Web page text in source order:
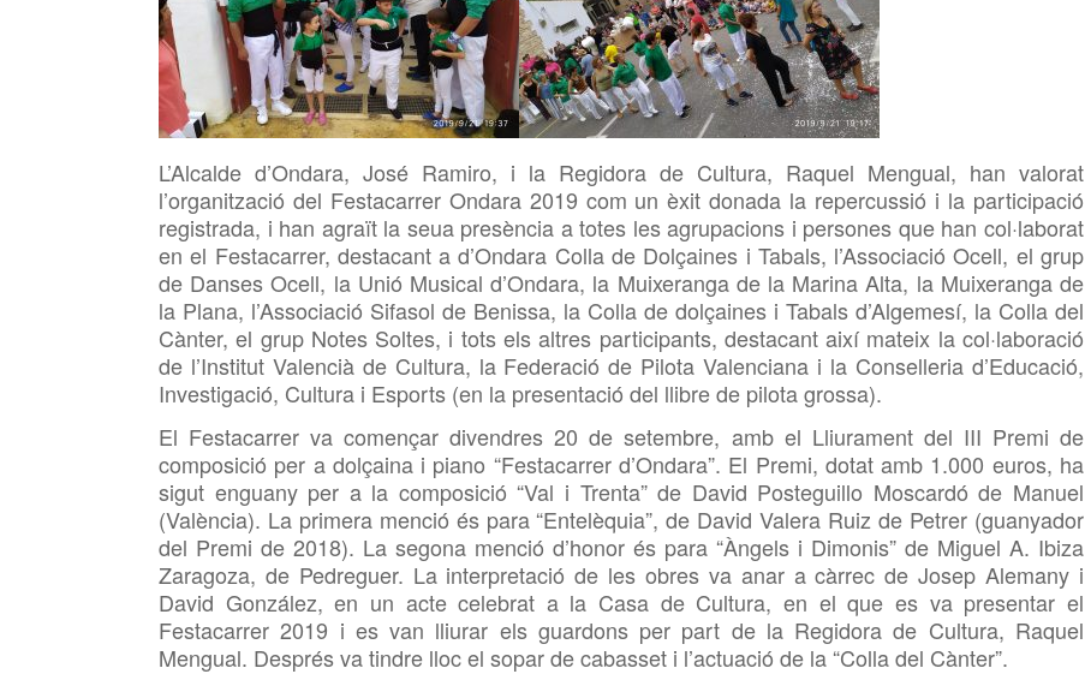
L’Alcalde d’Ondara, José Ramiro, i la Regidora de Cultura, Raquel Mengual, han valorat
l’organització del Festacarrer Ondara 2019 com un èxit donada la repercussió i la participació
registrada, i han agraït la seua presència a totes les agrupacions i persones que han col·laborat
en el Festacarrer, destacant a d’Ondara Colla de Dolçaines i Tabals, l’Associació Ocell, el grup
de Danses Ocell, la Unió Musical d’Ondara, la Muixeranga de la Marina Alta, la Muixeranga de
la Plana, l’Associació Sifasol de Benissa, la Colla de dolçaines i Tabals d’Algemesí, la Colla del
Cànter, el grup Notes Soltes, i tots els altres participants, destacant així mateix la col·laboració
de l’Institut Valencià de Cultura, la Federació de Pilota Valenciana i la Conselleria d’Educació,
Investigació, Cultura i Esports (en la presentació del llibre de pilota grossa).
El Festacarrer va començar divendres 20 de setembre, amb el Lliurament del III Premi de
composició per a dolçaina i piano “Festacarrer d’Ondara”. El Premi, dotat amb 1.000 euros, ha
sigut enguany per a la composició “Val i Trenta” de David Posteguillo Moscardó de Manuel
(València). La primera menció és para “Entelèquia”, de David Valera Ruiz de Petrer (guanyador
del Premi de 2018). La segona menció d’honor és para “Àngels i Dimonis” de Miguel A. Ibiza
Zaragoza, de Pedreguer. La interpretació de les obres va anar a càrrec de Josep Alemany i
David González, en un acte celebrat a la Casa de Cultura, en el que es va presentar el
Festacarrer 2019 i es van lliurar els guardons per part de la Regidora de Cultura, Raquel
Mengual. Després va tindre lloc el sopar de cabasset i l’actuació de la “Colla del Cànter”.